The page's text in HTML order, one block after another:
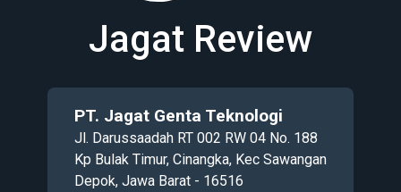
Jagat Review
PT. Jagat Genta Teknologi
Jl. Darussaadah RT 002 RW 04 No. 188
Kp Bulak Timur, Cinangka, Kec Sawangan
Depok, Jawa Barat - 16516